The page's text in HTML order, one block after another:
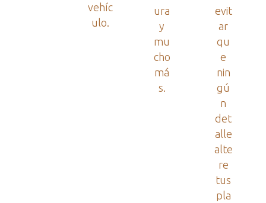
vehíc
ulo.
ura
y
mu
cho
má
s.
evit
ar
qu
e
nin
gú
n
det
alle
alte
re
tus
pla